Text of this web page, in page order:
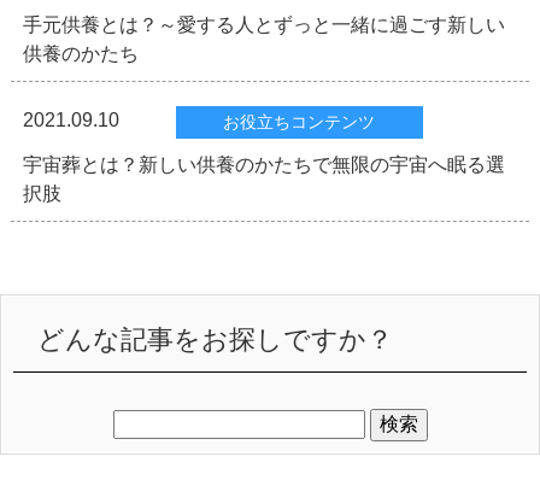
手元供養とは？～愛する人とずっと一緒に過ごす新しい
供養のかたち
2021.09.10 お役立ちコンテンツ
宇宙葬とは？新しい供養のかたちで無限の宇宙へ眠る選
択肢
どんな記事をお探しですか？